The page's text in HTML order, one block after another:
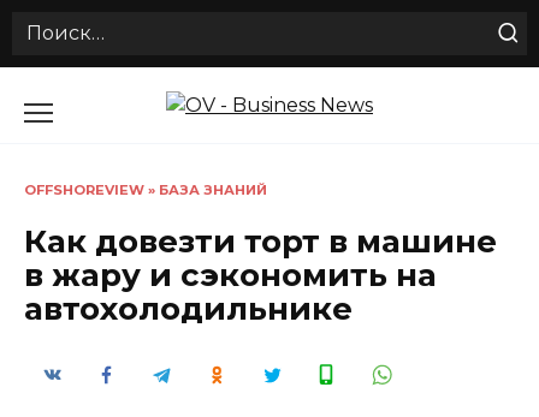
Search
OFFSHOREVIEW » БАЗА ЗНАНИЙ
Как довезти торт в машине
в жару и сэкономить на
автохолодильнике